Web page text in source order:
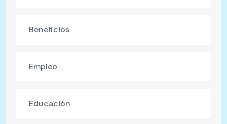
Beneficios
Empleo
Educación